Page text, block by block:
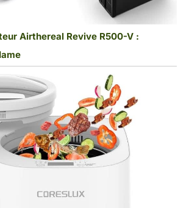
Airthereal Revive R500-V :